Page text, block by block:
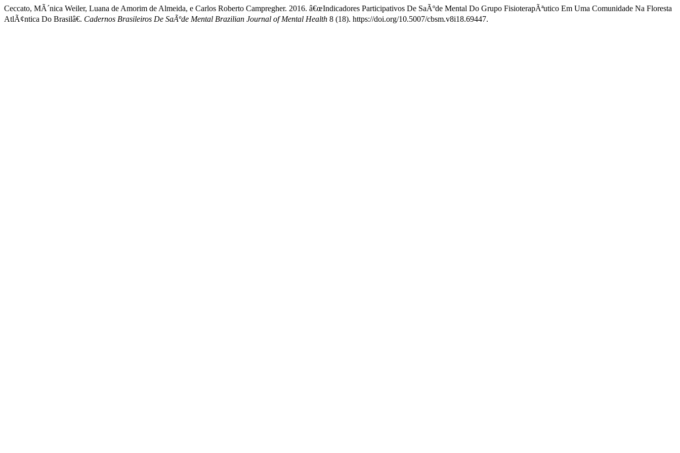
Ceccato, MÃ´nica Weiler, Luana de Amorim de Almeida, e Carlos Roberto Campregher. 2016. â€œIndicadores Participativos De SaÃºde Mental Do Grupo FisioterapÃªutico Em Uma Comunidade Na Floresta
AtlÃ¢ntica Do Brasilâ€. Cadernos Brasileiros De SaÃºde Mental Brazilian Journal of Mental Health 8 (18). https://doi.org/10.5007/cbsm.v8i18.69447.